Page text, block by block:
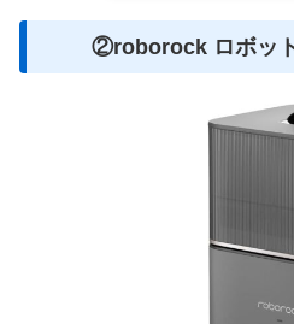
②roborock ロボッ